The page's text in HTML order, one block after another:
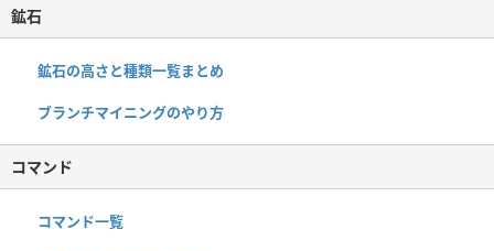
鉱石
鉱石の高さと種類一覧まとめ
ブランチマイニングのやり方
コマンド
コマンド一覧